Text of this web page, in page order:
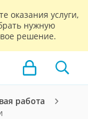
оказания услуги,
нужную
решение.
работа